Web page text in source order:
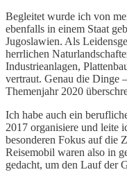
Begleitet wurde ich von
ebenfalls in einem Staat
Jugoslawien. Als
herrlichen
Industrieanlagen,
vertraut. Genau die Dinge
Themenjahr 2020
Ich habe auch ein
2017 organisiere und leite
besonderen Fokus auf die
Reisemobil waren also in
gedacht, um den Lauf der